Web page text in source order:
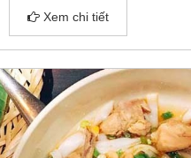
Xem chi tiết